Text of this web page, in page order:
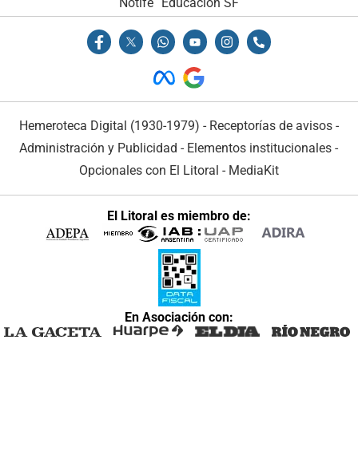
Notife
Educacion SF
Hemeroteca Digital (1930-1979) - Receptorías de avisos -
Administración y Publicidad - Elementos institucionales -
Opcionales con El Litoral - MediaKit
El Litoral es miembro de:
En Asociación con: